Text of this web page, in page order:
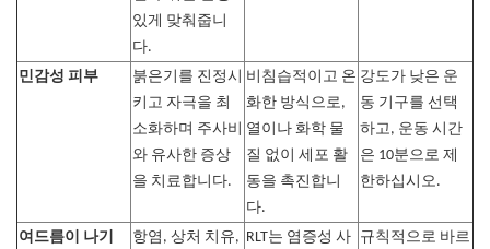
있게 맞춰줍니
다.
민감성 피부
붉은기를 진정시
키고 자극을 최
소화하며 주사비
와 유사한 증상
을 치료합니다.
비침습적이고 온
화한 방식으로,
열이나 화학 물
질 없이 세포 활
동을 촉진합니
다.
강도가 낮은 운
동 기구를 선택
하고, 운동 시간
은 10분으로 제
한하십시오.
여드름이 나기
항염, 상처 치유, RLT는 염증성 사 규칙적으로 바르